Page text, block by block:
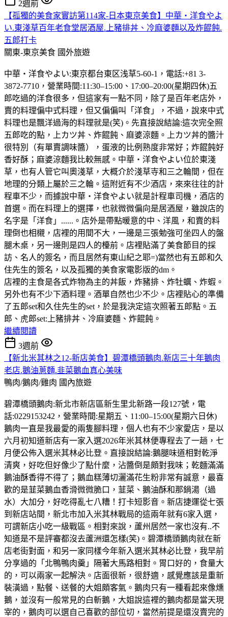
2週前
【孤獨的美食家實訪第114家-日本東京美食】中華・洋食やよ
い.東淺草百年老食堂居酒屋.上豬排丼、冷麻婆麵以及炸餛飩.
五郎打卡
關東-東京美食 國外旅遊
中華・洋食やよい:東京都台東区浅草5-60-1，電話:+81 3-
3872-7710，營業時間:11:30–15:00、17:00–20:00(星期四休)五
郎吃過的洋食很多，但這家有一點不同，除了是百年老店外，
賣的料理偏中式料理，但又偏偏叫「洋食」，不過，說來中式
料理也是飄洋過海的料理就是(笑)。先直接說結論:這次完全照
五郎吃的點，上カツ丼、炸餛飩、麻婆涼麵。上カツ丼的醬汁
很特別（有單賣調味醬），蛋液的比例熟度非常好；炸餛飩好
香好酥；麻婆涼麵我比較無感。中華・洋食やよい位於東淺
草，也有人管它叫奧淺草，大概介於淺草寺和三之輪間，但在
地理的分類上屬於三之輪。這附近有不少酒店，來來往往的計
程車不少，而據說中華・洋食やよい就是計程車司機，酒店的
首選。而在料理上的選擇，也就微微偏向是居酒屋，雖說店的
名字是「洋食」......。店外是帶點暖意的中、洋風，和賣的料
理倒也相櫬，店裡的用間不大，一邊是三張勉強可坐四人的盤
腿木桌，另一邊則是四人的檯前。店裡貼滿了美食節目的採
訪、名人的簽名，而且居然有東山紀之耶=)當然也有五郎和久
住先生的簽名，以及孤獨的美食家電影版的dm。
店裡的主食是各式炸物為主的丼飯，炸豬排、炸牡蠣、炸蝦。
另外也有不少下酒料理。酒單自然也少不少。店裡貼心的準備
了五郎set和久住先生的set，於是我決定這次照著五郎點。五
郎、虎郎set:上豬排丼、冷麻婆麵、炸餛飩。
繼續閱讀
3週前
【新北米其林之12-新店美食】碧潭橋頭鵝肉.新店三十年鵝肉
老店.鵝油蔥麵.韭菜鵝血真心美味
鴨肉/鵝肉/雞肉 國內旅遊
碧潭橋頭鵝肉:新北市新店區新生里北新路一段127號，電
話:0229153242，營業時間:星期五、11:00–15:00(星期六日休)
鵝肉一直是我最愛的兩隻腳料理，個人也有不少家愛店，是以
六月初知道新店有一家入選2026年米其林便專程去了一趟，七
月便公佈入選米其林必比登。直接說結論:鵝腿味道相對乾淨
清爽，好吃但好像少了點什麼，沾醬倒是頗對我味；乾麵滿滿
鵝油酥香得不得了；鵝血糕薄切灑滿花生粉非常有誠意，最喜
歡的是韮菜鵝血香滑微微脆口，韮菜、鵝油酥和那鍋湯（過
水）大加分，好吃得亂七八糟！打卡短影音。新店捷運從七張
到新店站間，新北市加入米其林戰局的這兩年就有6家入選，
可謂新店小吃一級戰區。相對來說，蘆州居然一家也沒有..不
知道是不是評審都沒去蘆洲還怎樣(笑)。碧潭橋頭鵝肉就在新
店老街對面，和另一家同樣今年新入選米其林必比登，我早前
分享過的「北鴨鴨肉羹」隔著大馬路相對。胃口好的，食量大
的，可以兩家一起解決。店面很新，很舒適，感覺應該是重新
裝潢過，點餐、送餐的大姐頗客氣。鵝肉只有一種看起來像燻
鵝，並沒有一般常見的白斬鵝，大姐說這裡的鵝肉都是當天現
宰的，鵝肉可以選自己喜歡的部位切，當然前提是還沒賣完的